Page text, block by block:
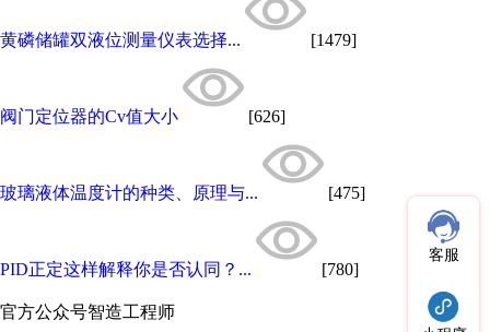
黄磷储罐双液位测量仪表选择... [1479]
阀门定位器的Cv值大小 [626]
玻璃液体温度计的种类、原理与... [475]
PID正定这样解释你是否认同？... [780]
官方公众号智造工程师
客服